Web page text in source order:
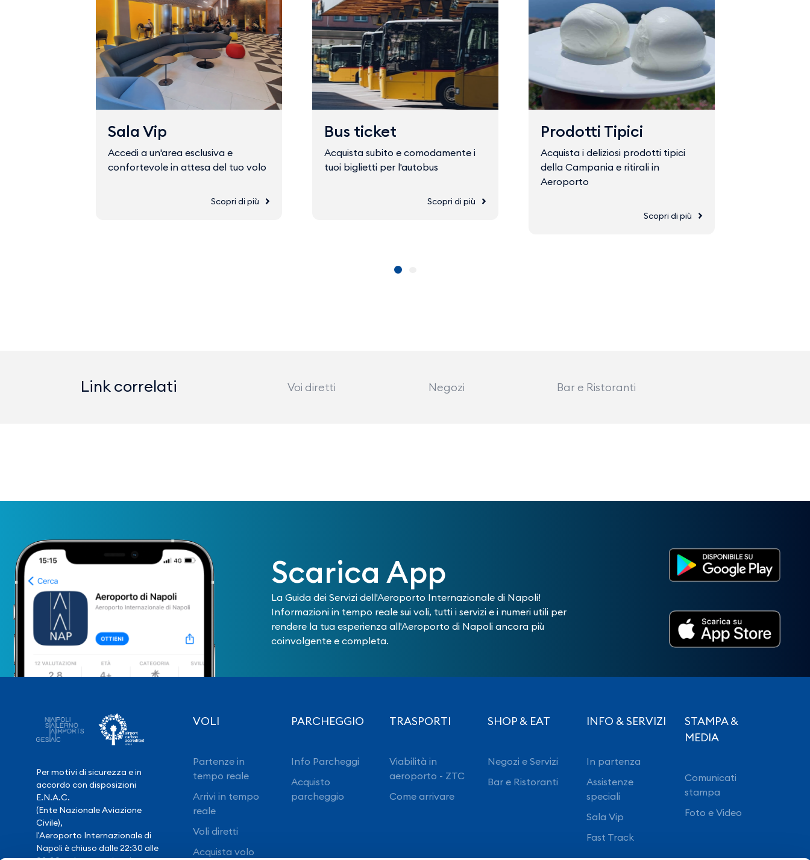
Sala Vip
Accedi a un'area esclusiva e
confortevole in attesa del tuo volo
Scopri di più
Bus ticket
Acquista subito e comodamente i
tuoi biglietti per l'autobus
Scopri di più
Prodotti Tipici
Acquista i deliziosi prodotti tipici
della Campania e ritirali in
Aeroporto
Scopri di più
Link correlati Voi diretti Negozi Bar e Ristoranti
Scarica App
La Guida dei Servizi dell'Aeroporto Internazionale di Napoli!
Informazioni in tempo reale sui voli, tutti i servizi e i numeri utili per
rendere la tua esperienza all'Aeroporto di Napoli ancora più
coinvolgente e completa.
Per motivi di sicurezza e in
accordo con disposizioni
E.N.A.C.
(Ente Nazionale Aviazione
Civile),
l'Aeroporto Internazionale di
Napoli è chiuso dalle 22:30 alle
VOLI
Partenze in
tempo reale
Arrivi in tempo
reale
Voli diretti
Acquista volo
PARCHEGGIO
Info Parcheggi
Acquisto
parcheggio
TRASPORTI
Viabilità in
aeroporto - ZTC
Come arrivare
SHOP & EAT
Negozi e Servizi
Bar e Ristoranti
INFO & SERVIZI
In partenza
Assistenze
speciali
Sala Vip
Fast Track
STAMPA &
MEDIA
Comunicati
stampa
Foto e Video